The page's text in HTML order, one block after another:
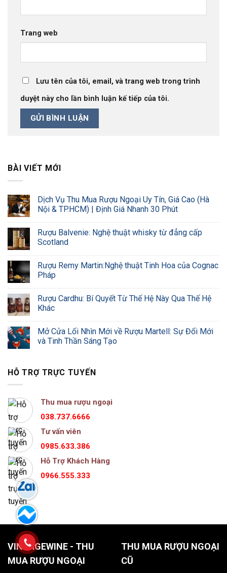
Trang web
Lưu tên của tôi, email, và trang web trong trình
duyệt này cho lần bình luận kế tiếp của tôi.
BÀI VIẾT MỚI
Dịch Vụ Thu Mua Rượu Ngoại Uy Tín, Giá Cao (Hà
Nội & TP.HCM) | Định Giá Nhanh 30 Phút
Rượu Balvenie: Nghệ thuật whisky từ đẳng cấp
Scotland
Rượu Remy Martin:Nghệ thuật Tinh Hoa của Cognac
Pháp
Rượu Cardhu: Bí Quyết Từ Thế Hệ Này Qua Thế Hệ
Khác
Mở Cửa Lối Nhìn Mới về Rượu Martell: Sự Đổi Mới
và Tinh Thần Sáng Tạo
HỖ TRỢ TRỰC TUYẾN
Thu mua rượu ngoại
038.737.6666
Tư vấn viên
0985.633.386
Hỗ Trợ Khách Hàng
0966.555.333
VINTAGEWINE - THU
MUA RƯỢU NGOẠI
THU MUA RƯỢU NGOẠI
CŨ